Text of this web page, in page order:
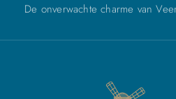
De onverwachte charme van